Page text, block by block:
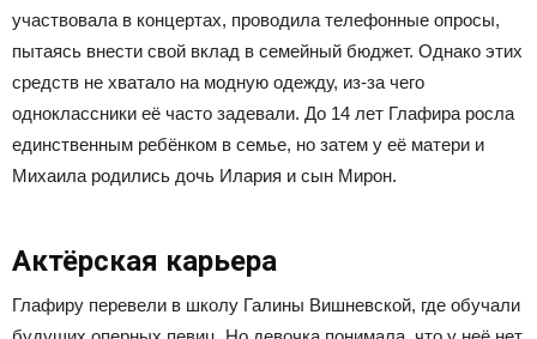
участвовала в концертах, проводила телефонные опросы,
пытаясь внести свой вклад в семейный бюджет. Однако этих
средств не хватало на модную одежду, из-за чего
одноклассники её часто задевали. До 14 лет Глафира росла
единственным ребёнком в семье, но затем у её матери и
Михаила родились дочь Илария и сын Мирон.
Актёрская карьера
Глафиру перевели в школу Галины Вишневской, где обучали